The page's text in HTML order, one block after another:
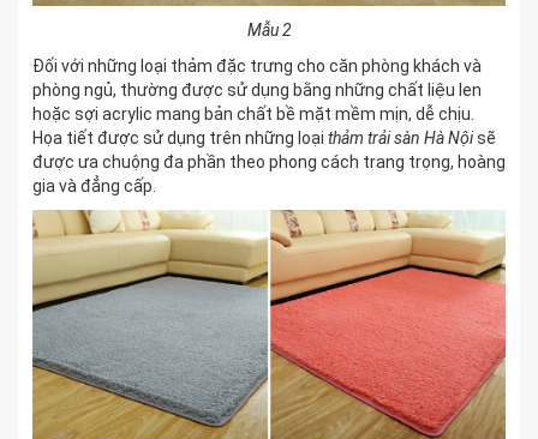
Mẫu 2
Đối với những loại thảm đặc trưng cho căn phòng khách và
phòng ngủ, thường được sử dụng bằng những chất liệu len
hoặc sợi acrylic mang bản chất bề mặt mềm mịn, dễ chịu.
Họa tiết được sử dụng trên những loại thảm trải sàn Hà Nộisẽ
được ưa chuộng đa phần theo phong cách trang trọng, hoàng
gia và đẳng cấp.